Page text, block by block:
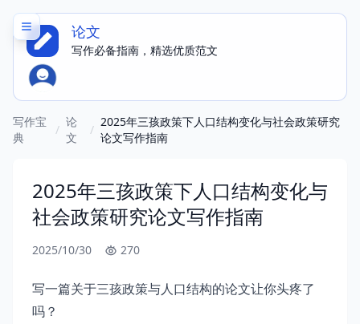
论文
写作必备指南，精选优质范文
写作宝
典
/
论
文
/
2025年三孩政策下人口结构变化与社会政策研究
论文写作指南
2025年三孩政策下人口结构变化与
社会政策研究论文写作指南
2025/10/30 270
写一篇关于三孩政策与人口结构的论文让你头疼了
吗？